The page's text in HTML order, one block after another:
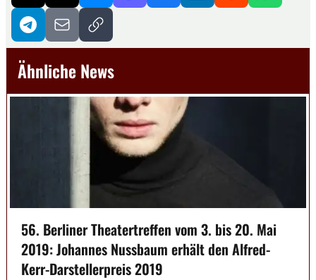
Ähnliche News
56. Berliner Theatertreffen vom 3. bis 20. Mai
2019: Johannes Nussbaum erhält den Alfred-
Kerr-Darstellerpreis 2019